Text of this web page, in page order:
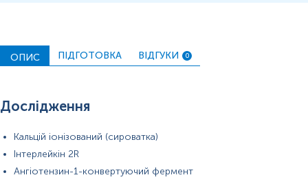
ОПИС ПІДГОТОВКА ВІДГУКИ 0
Дослідження
Кальцій іонізований (сироватка)
Інтерлейкін 2R
Ангіотензин-1-конвертуючий фермент